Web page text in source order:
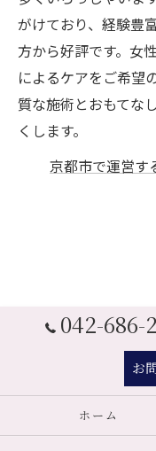
がけており、経験豊
方から好評です。女
によるケアをご希望
質な施術とおもてな
くします。
京都市で運営す
042-686-
お
ホーム